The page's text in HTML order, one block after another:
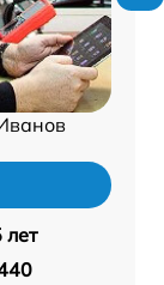
лет